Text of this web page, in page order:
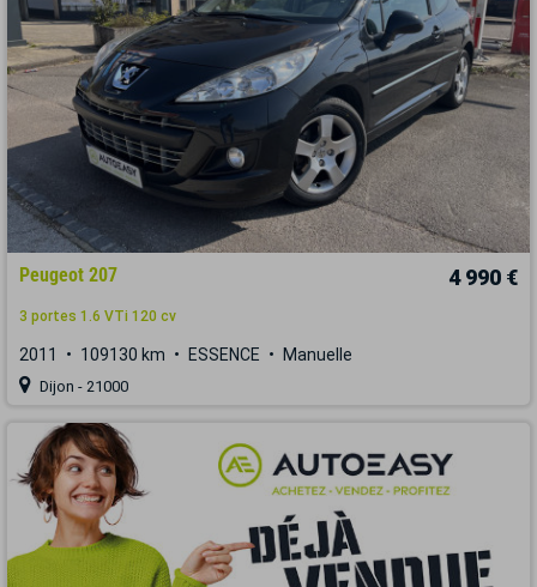
Peugeot 207 4 990 €
3 portes 1.6 VTi 120 cv
2011 109130 km ESSENCE Manuelle
Dijon - 21000